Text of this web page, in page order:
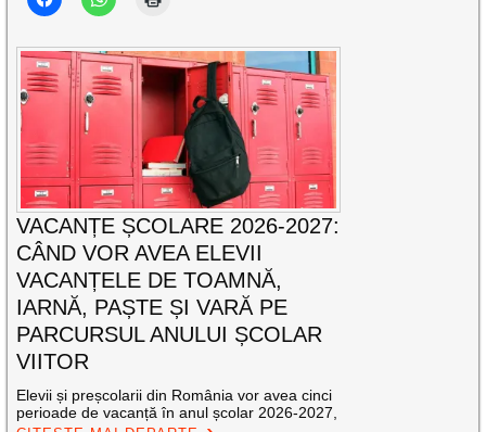
VACANȚE ȘCOLARE 2026-2027:
CÂND VOR AVEA ELEVII
VACANȚELE DE TOAMNĂ,
IARNĂ, PAȘTE ȘI VARĂ PE
PARCURSUL ANULUI ȘCOLAR
VIITOR
Elevii și preșcolarii din România vor avea cinci
perioade de vacanță în anul școlar 2026-2027,